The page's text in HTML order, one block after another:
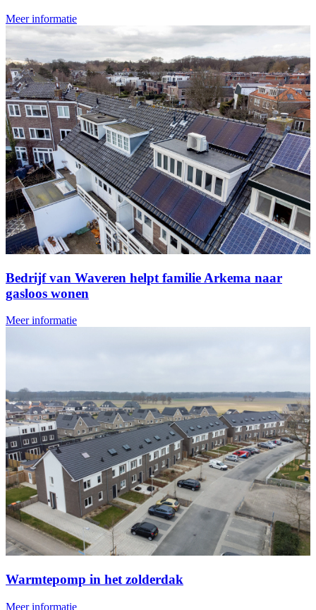
Meer informatie
Bedrijf van Waveren helpt familie Arkema naar
gasloos wonen
Meer informatie
Warmtepomp in het zolderdak
Meer informatie